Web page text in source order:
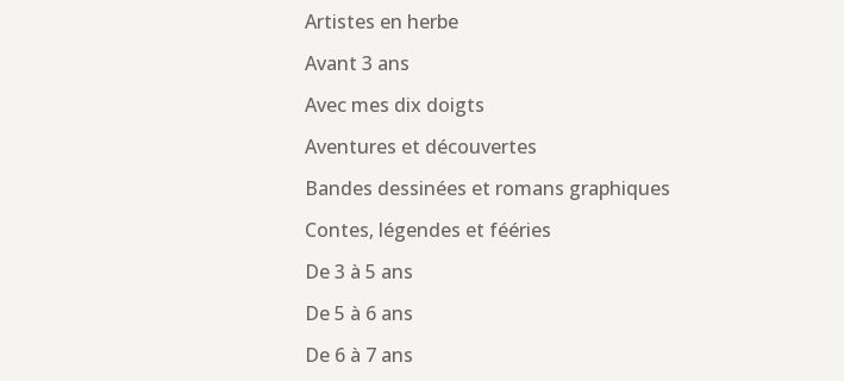
Artistes en herbe
Avant 3 ans
Avec mes dix doigts
Aventures et découvertes
Bandes dessinées et romans graphiques
Contes, légendes et fééries
De 3 à 5 ans
De 5 à 6 ans
De 6 à 7 ans